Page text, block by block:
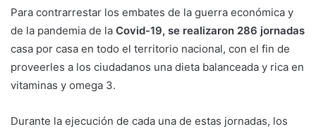
Para contrarrestar los embates de la guerra económica y
de la pandemia de la Covid-19, se realizaron 286 jornadas
casa por casa en todo el territorio nacional, con el fin de
proveerles a los ciudadanos una dieta balanceada y rica en
vitaminas y omega 3.
Durante la ejecución de cada una de estas jornadas, los